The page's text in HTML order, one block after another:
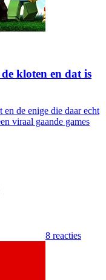
kloten en dat is
de enige die daar echt
viraal gaande games
8 reacties